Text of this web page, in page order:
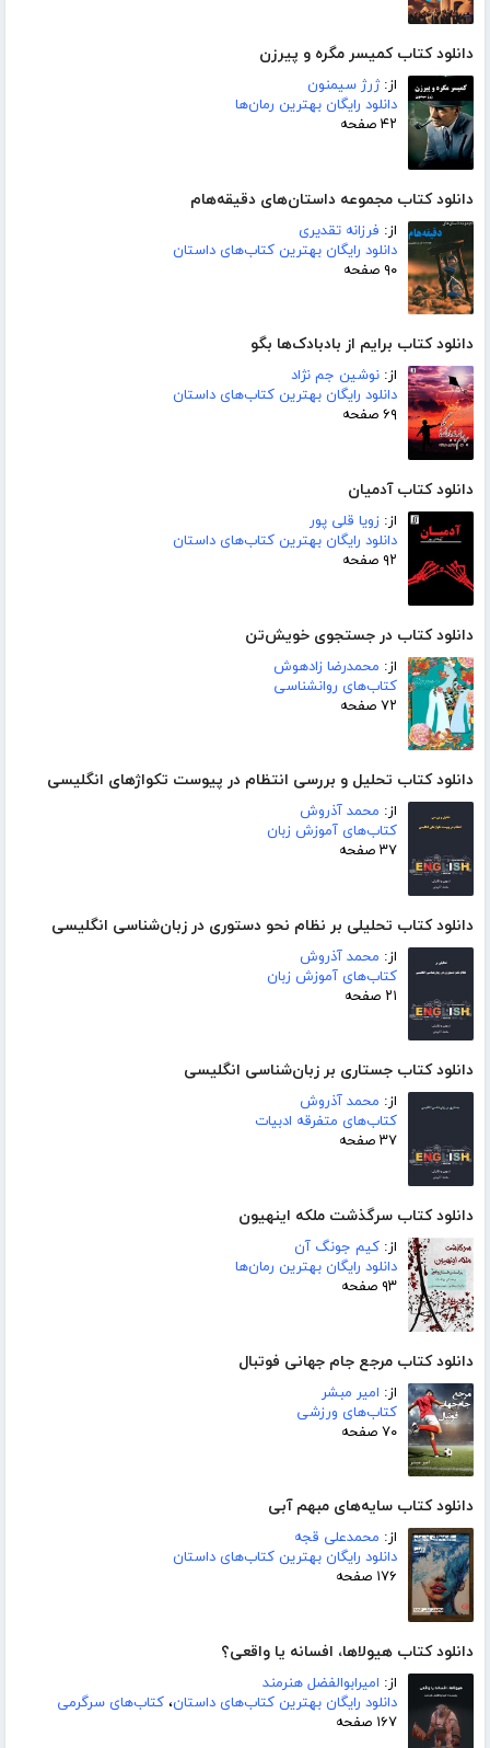
دانلود کتاب کمیسر مگره و پیرزن
از:ژرژ سیمنون
دانلود رایگان بهترین رمان‌ها
۴۲ صفحه
دانلود کتاب مجموعه داستان‌های دقیقه‌هام
از: فرزانه تقدیری
دانلود رایگان بهترین کتاب‌های داستان
۹۰ صفحه
دانلود کتاب برایم از بادبادک‌ها بگو
از: نوشین جم نژاد
دانلود رایگان بهترین کتاب‌های داستان
۶۹ صفحه
دانلود کتاب آدمیان
از: زویا قلی پور
دانلود رایگان بهترین کتاب‌های داستان
۹۲ صفحه
دانلود کتاب در جستجوی خویش‌تن
از: محمدرضا زادهوش
کتاب‌های روانشناسی
۷۲ صفحه
دانلود کتاب تحلیل و بررسی انتظام در پیوست تکواژهای انگلیسی
از: محمد آذروش
کتاب‌های آموزش زبان
۳۷ صفحه
دانلود کتاب تحلیلی بر نظام نحو دستوری در زبان‌شناسی انگلیسی
از: محمد آذروش
کتاب‌های آموزش زبان
۲۱ صفحه
دانلود کتاب جستاری بر زبان‌شناسی انگلیسی
از: محمد آذروش
کتاب‌های متفرقه ادبیات
۳۷ صفحه
دانلود کتاب سرگذشت ملکه اینهیون
از: کیم جونگ آن
دانلود رایگان بهترین رمان‌ها
۹۳ صفحه
دانلود کتاب مرجع جام جهانی فوتبال
از: امیر مبشر
کتاب‌های ورزشی
۷۰ صفحه
دانلود کتاب سایه‌های مبهم آبی
از: محمدعلی قجه
دانلود رایگان بهترین کتاب‌های داستان
۱۷۶ صفحه
دانلود کتاب هیولاها، افسانه یا واقعی؟
از: امیرابوالفضل هنرمند
دانلود رایگان بهترین کتاب‌های داستان، کتاب‌های سرگرمی
۱۶۷ صفحه